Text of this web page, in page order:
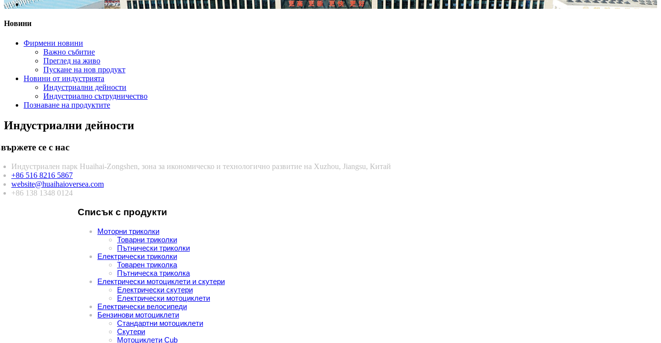
Новини
Фирмени новини
Важно събитие
Преглед на живо
Пускане на нов продукт
Новини от индустрията
Индустриални дейности
Индустриално сътрудничество
Познаване на продуктите
Индустриални дейности
се с нас
Индустриален парк Huaihai-Zongshen, зона за икономическо и технологично развитие на Xuzhou, Jiangsu, Китай
+86 516 8216 5867
website@huaihaioversea.com
+86 138 1348 0124
Списък с продукти
Моторни триколки
Товарни триколки
Пътнически триколки
Електрически триколки
Товарен триколка
Пътническа триколка
Електрически мотоциклети и скутери
Електрически скутери
Електрически мотоциклети
Електрически велосипеди
Бензинови мотоциклети
Стандартни мотоциклети
Скутери
Мотоциклети Cub